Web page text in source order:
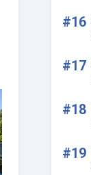
#16
#17
#18
#19